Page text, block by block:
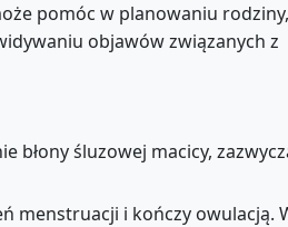
pomóc w planowaniu rodziny,
objawów związanych z
błony śluzowej macicy,
menstruacji i kończy owulacją.